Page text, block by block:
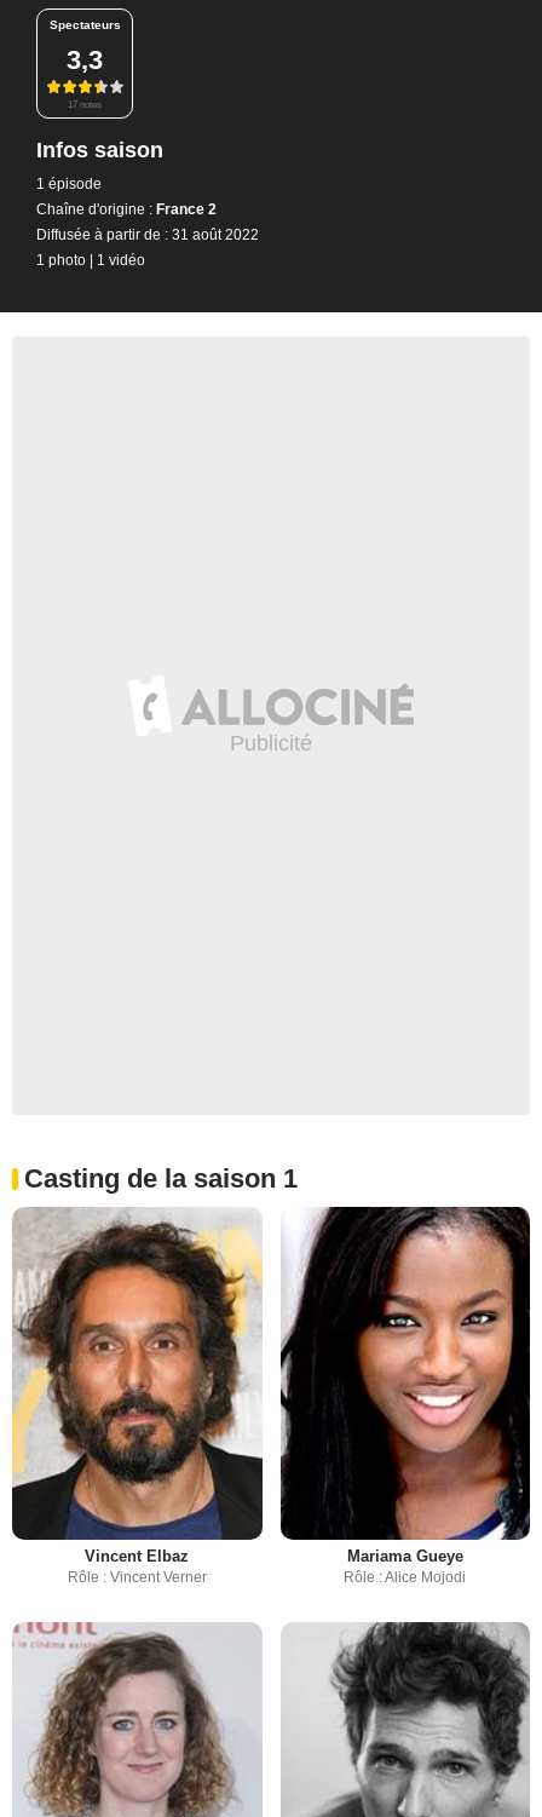
Spectateurs
3,3
17 notes
Infos saison
1 épisode
Chaîne d'origine : France 2
Diffusée à partir de : 31 août 2022
1 photo | 1 vidéo
Casting de la saison 1
Vincent Elbaz
Rôle : Vincent Verner
Mariama Gueye
Rôle : Alice Mojodi